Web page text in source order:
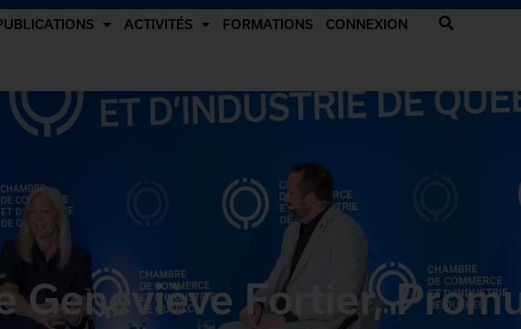
ACTIVITÉS FORMATIONS CONNEXION
Geneviève Fortier,